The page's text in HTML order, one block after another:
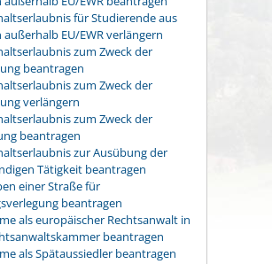
für Studierende aus
außerhalb EU/EWR verlängern
zum Zweck der
beantragen
zum Zweck der
verlängern
zum Zweck der
beantragen
zur Ausübung der
Tätigkeit beantragen
einer Straße für
beantragen
als europäischer Rechtsanwalt in
beantragen
als Spätaussiedler beantragen